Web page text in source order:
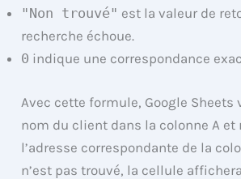
"Non trouvé" est la valeur de
recherche échoue.
0 indique une correspondance
Avec cette formule, Google Sheets
nom du client dans la colonne A et
l’adresse correspondante de la
n’est pas trouvé, la cellule